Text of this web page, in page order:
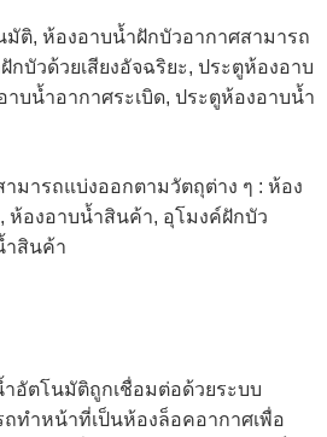
ติ, ห้องอาบน้ำฝักบัวอากาศสามารถ
กบัวด้วยเสียงอัจฉริยะ, ประตูห้องอาบ
บน้ำอากาศระเบิด, ประตูห้องอาบน้ำ
มารถแบ่งออกตามวัตถุต่าง ๆ : ห้อง
ห้องอาบน้ำสินค้า, อุโมงค์ฝักบัว
ำสินค้า
อัตโนมัติถูกเชื่อมต่อด้วยระบบ
ทำหน้าที่เป็นห้องล็อคอากาศเพื่อ